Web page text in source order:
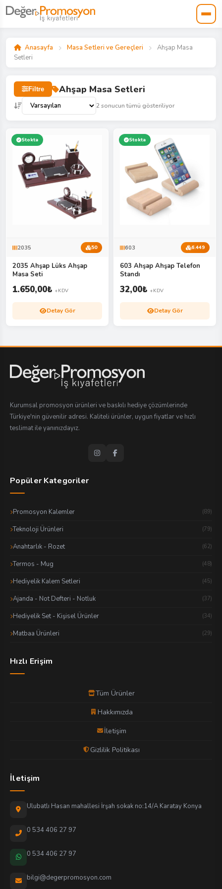
Anasayfa Masa Setleri ve Gereçleri
Ahşap Masa
Setleri
Filtre Ahşap Masa Setleri
2 sonucun tümü gösteriliyor
Stokta
2035 50
2035 Ahşap Lüks Ahşap
Masa Seti
1.650,00₺ +KDV
Detay Gör
Stokta
603 6.449
603 Ahşap Ahşap Telefon
Standı
32,00₺ +KDV
Detay Gör
Kurumsal promosyon ürünleri ve baskılı hediye çözümlerinde
Türkiye'nin güvenilir adresi. Kaliteli ürünler, uygun fiyatlar ve hızlı
teslimat ile yanınızdayız.
Popüler Kategoriler
Promosyon Kalemler (89)
Teknoloji Ürünleri (79)
Anahtarlık - Rozet (62)
Termos - Mug (48)
Hediyelik Kalem Setleri (45)
Ajanda - Not Defteri - Notluk (37)
Hediyelik Set - Kişisel Ürünler (34)
Matbaa Ürünleri (29)
Hızlı Erişim
Tüm Ürünler
Hakkımızda
İletişim
Gizlilik Politikası
İletişim
Ulubatlı Hasan mahallesi İrşah sokak no:14/A Karatay Konya
0 534 406 27 97
0 534 406 27 97
bilgi@degerpromosyon.com